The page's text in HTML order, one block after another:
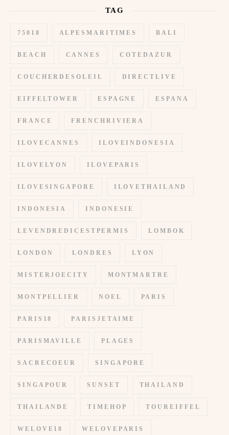
TAG
75018 ALPESMARITIMES BALI
BEACH CANNES COTEDAZUR
COUCHERDESOLEIL DIRECTLIVE
EIFFELTOWER ESPAGNE ESPANA
FRANCE FRENCHRIVIERA
ILOVECANNES ILOVEINDONESIA
ILOVELYON ILOVEPARIS
ILOVESINGAPORE ILOVETHAILAND
INDONESIA INDONESIE
LEVENDREDICESTPERMIS LOMBOK
LONDON LONDRES LYON
MISTERJOECITY MONTMARTRE
MONTPELLIER NOEL PARIS
PARIS18 PARISJETAIME
PARISMAVILLE PLAGES
SACRECOEUR SINGAPORE
SINGAPOUR SUNSET THAILAND
THAILANDE TIMEHOP TOUREIFFEL
WELOVE18 WELOVEPARIS